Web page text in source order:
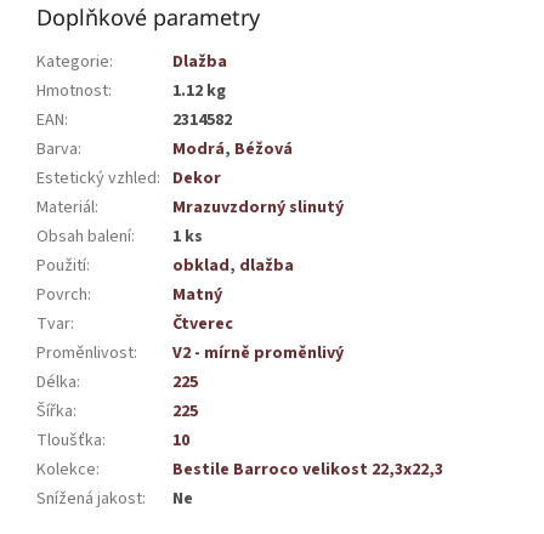
Doplňkové parametry
Kategorie:
Dlažba
Hmotnost:
1.12 kg
EAN:
2314582
Barva: Modrá, Béžová
Estetický vzhled: Dekor
Materiál:
Mrazuvzdorný slinutý
Obsah balení:
1 ks
Použití: obklad, dlažba
Povrch:
Matný
Tvar:
Čtverec
Proměnlivost:
V2 - mírně proměnlivý
Délka:
225
Šířka:
225
Tloušťka:
10
Kolekce:
Bestile Barroco velikost 22,3x22,3
Snížená jakost: Ne